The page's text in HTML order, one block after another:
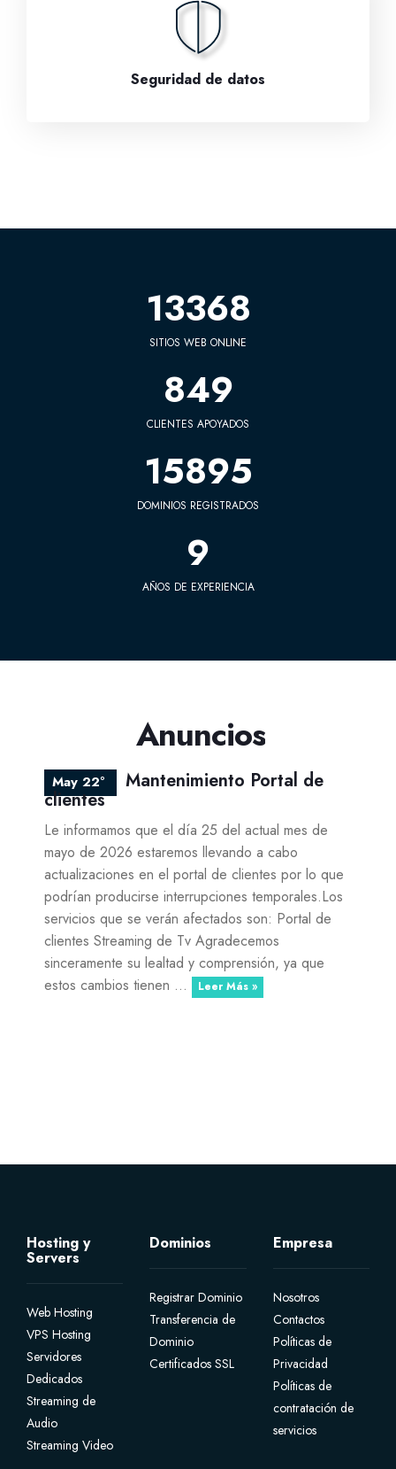
Seguridad de datos
15425
SITIOS WEB ONLINE
980
CLIENTES APOYADOS
18340
DOMINIOS REGISTRADOS
10
AÑOS DE EXPERIENCIA
Anuncios
May 22º Mantenimiento Portal de
clientes
Le informamos que el día 25 del actual mes de
mayo de 2026 estaremos llevando a cabo
actualizaciones en el portal de clientes por lo que
podrían producirse interrupciones temporales.Los
servicios que se verán afectados son: Portal de
clientes Streaming de Tv Agradecemos
sinceramente su lealtad y comprensión, ya que
estos cambios tienen ...
Leer Más »
Hosting y
Servers
Web Hosting
VPS Hosting
Servidores
Dedicados
Streaming de
Audio
Streaming Video
Dominios
Registrar Dominio
Transferencia de
Dominio
Certificados SSL
Empresa
Nosotros
Contactos
Políticas de
Privacidad
Políticas de
contratación de
servicios